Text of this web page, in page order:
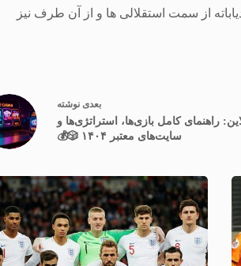
از سمت استقلالی ها و از آن طرف نیز
بعدینوشته
راهنمای کامل بازی‌ها، استراتژی‌ها و
سایت‌های معتبر ۱۴۰۴ 🎲💰